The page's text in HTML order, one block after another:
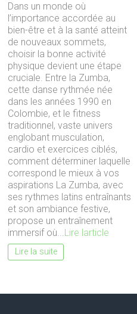
Dans un monde où
l’importance accordée au
bien-être et à la santé atteint
de nouveaux sommets,
choisir la bonne activité
physique devient une étape
cruciale. Entre la Zumba,
cette danse rythmée née
dans les années 1990 en
Colombie, et le fitness
traditionnel, vaste univers
englobant musculation,
cardio et exercices ciblés,
comment déterminer laquelle
correspond le mieux à vos
aspirations La Zumba, avec
ses rythmes latins entraînants
et son ambiance festive,
propose un entraînement
immersif où...Lire larticle
Lire la suite